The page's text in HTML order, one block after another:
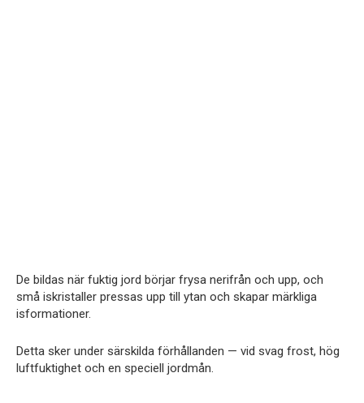
De bildas när fuktig jord börjar frysa nerifrån och upp, och
små iskristaller pressas upp till ytan och skapar märkliga
isformationer.
Detta sker under särskilda förhållanden — vid svag frost, hög
luftfuktighet och en speciell jordmån.